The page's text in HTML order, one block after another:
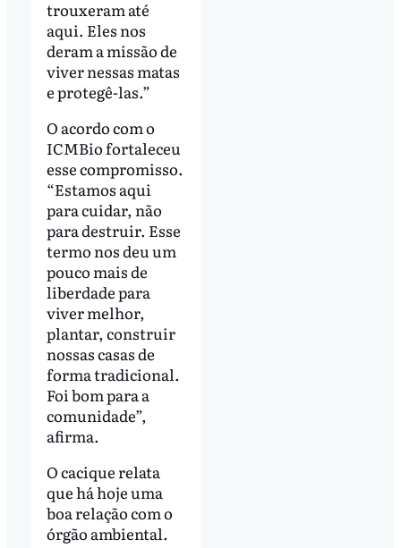
trouxeram até
aqui. Eles nos
deram a missão de
viver nessas matas
e protegê-las.”
O acordo com o
ICMBio fortaleceu
esse compromisso.
“Estamos aqui
para cuidar, não
para destruir. Esse
termo nos deu um
pouco mais de
liberdade para
viver melhor,
plantar, construir
nossas casas de
forma tradicional.
Foi bom para a
comunidade”,
afirma.
O cacique relata
que há hoje uma
boa relação com o
órgão ambiental.